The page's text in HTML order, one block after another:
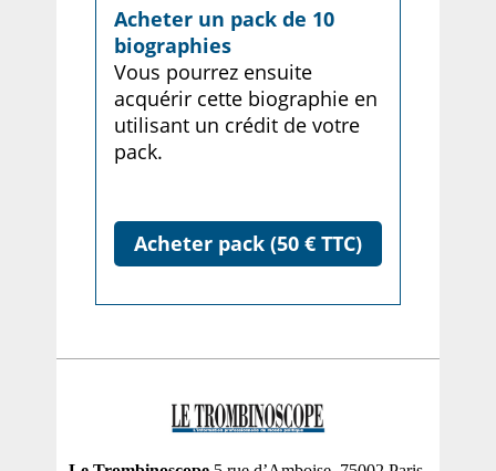
Acheter un pack de 10
biographies
Vous pourrez ensuite
acquérir cette biographie en
utilisant un crédit de votre
pack.
Acheter pack (50 € TTC)